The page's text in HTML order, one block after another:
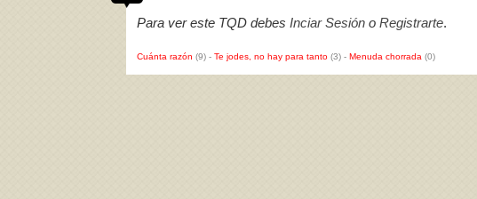
Para ver este TQD debes Inciar Sesión o Registrarte.
Cuánta razón (9) - Te jodes, no hay para tanto (3) - Menuda chorrada (0)